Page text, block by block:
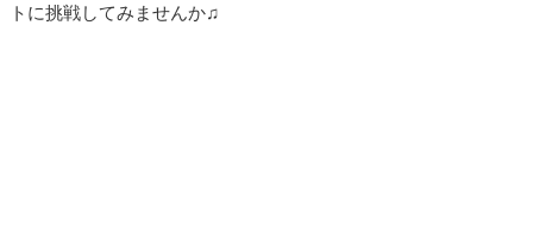
トに挑戦してみませんか♫